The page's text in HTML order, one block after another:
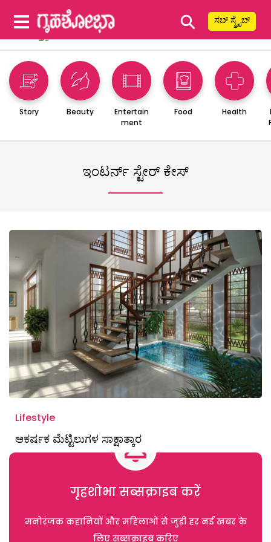
⚲ ಸಬ್ ಸ್ಕ್ರೈಬ್
Story Beauty
Entertain
ment
Food Health
ಇಂಟರ್ನ್ ಸ್ಟೇರ್ ಕೇಸ್
Lifestyle
ಆಕರ್ಷಕ ಮೆಟ್ಟಿಲುಗಳ ಸಾಕ್ಷಾತ್ಕಾರ
गृहशोभा सब्सक्राइब करें
मनोरंजक कहानियों और महिलाओं से जुड़ी हर नई खबर के
लिए सब्सक्राइब करिए